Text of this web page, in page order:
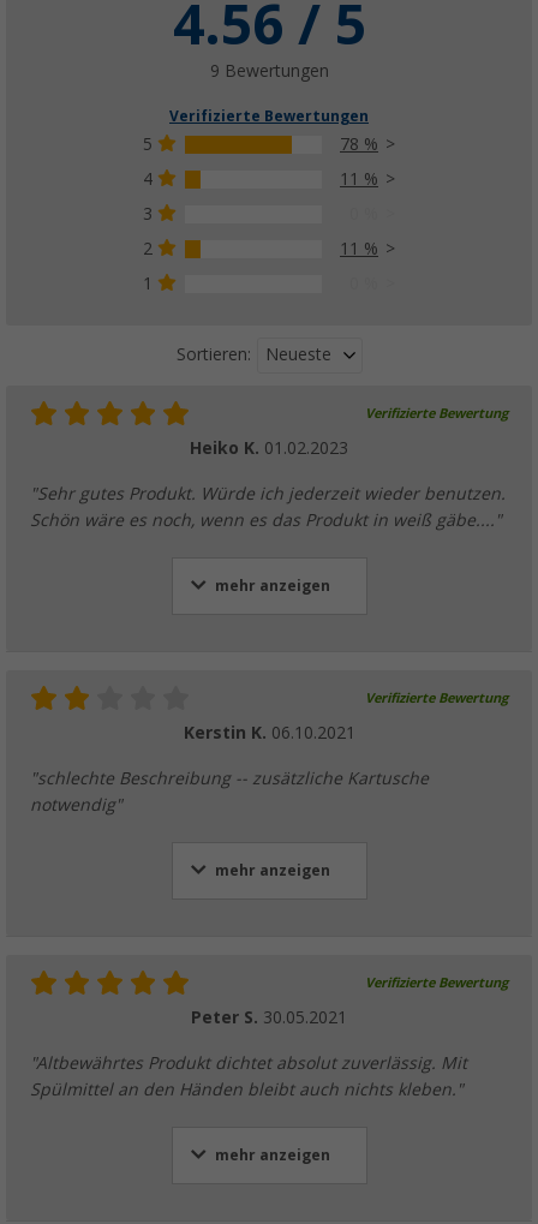
4.56 / 5
9 Bewertungen
Verifizierte Bewertungen
5
78 %
4
11 %
3
2
11 %
1
Sortieren: Neueste
Verifizierte Bewertung
Heiko K. 01.02.2023
"Sehr gutes Produkt. Würde ich jederzeit wieder benutzen.
Schön wäre es noch, wenn es das Produkt in weiß gäbe...."
mehr anzeigen
Verifizierte Bewertung
Kerstin K. 06.10.2021
"schlechte Beschreibung -- zusätzliche Kartusche
notwendig"
mehr anzeigen
Verifizierte Bewertung
Peter S. 30.05.2021
"Altbewährtes Produkt dichtet absolut zuverlässig. Mit
Spülmittel an den Händen bleibt auch nichts kleben."
mehr anzeigen